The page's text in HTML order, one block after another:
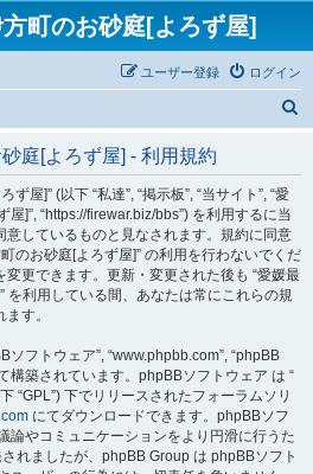
町のお砂庭[よろず屋]
ログイン
ユーザー登録
庭[よろず屋] - 利用規約
屋]” (以下 “私達”, “掲示板”, “当サイト”, “愛
]”, “https://firewar.biz/bbs”) を利用するに当
しているものと見なされます。規約に同意
のお砂庭[よろず屋]” の利用を行わないでくだ
更できます。更新・変更された後も “愛媛最
利用している間、あなたは常にこれらの規
す。
フトウェア”, “www.phpbb.com”, “phpBB
構築されています。phpBBソフトウェア は “
“GPL”) 下でリリースされたフォーラムソリ
にてダウンロードできます。phpBBソフ
論やコミュニケーションをより円滑に行うた
れましたが、phpBB Group は phpBBソフト